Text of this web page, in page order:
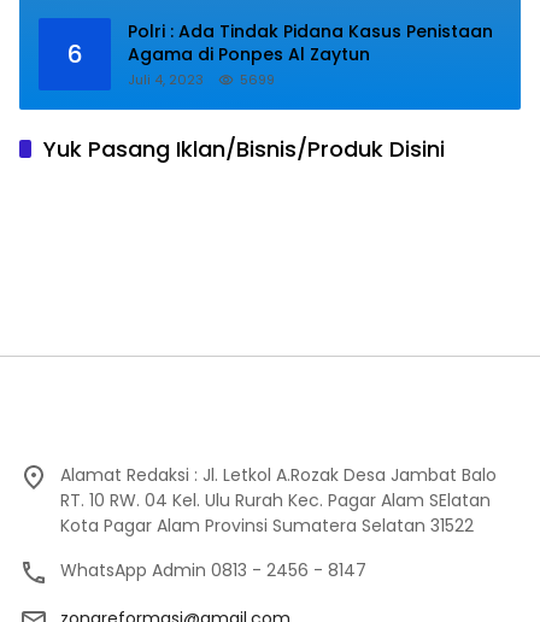
6
Polri : Ada Tindak Pidana Kasus Penistaan
Agama di Ponpes Al Zaytun
Juli 4, 2023 5699
Yuk Pasang Iklan/Bisnis/Produk Disini
Alamat Redaksi : Jl. Letkol A.Rozak Desa Jambat Balo
RT. 10 RW. 04 Kel. Ulu Rurah Kec. Pagar Alam SElatan
Kota Pagar Alam Provinsi Sumatera Selatan 31522
WhatsApp Admin 0813 - 2456 - 8147